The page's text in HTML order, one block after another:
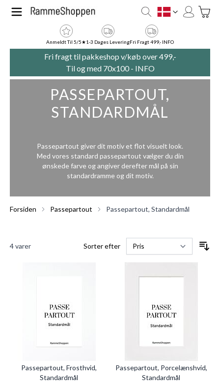
Skip to Content
DK
Anmeldt Til 5/5★1-3 Dages LeveringFri Fragt 499,- INFO
Fri fragt til pakkeshop v/køb over 499,-
Til og med 70x100 - INFO
PASSEPARTOUT,
STANDARDMÅL
Passepartout giver dit motiv et flot visuelt look.
Med vores standard passepartout vælger du din
ønskede farve og angiver derefter mål på sin
standardramme og dit motiv.
Forsiden Passepartout Passepartout, Standardmål
4varer Sorter efter
Passepartout, Frosthvid,
Standardmål
Passepartout, Porcelænshvid,
Standardmål